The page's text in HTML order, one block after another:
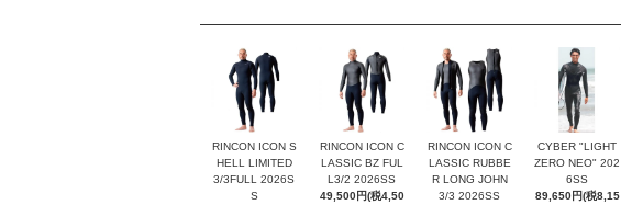
RINCON ICON S
HELL LIMITED
3/3FULL 2026S
S
RINCON ICON C
LASSIC BZ FUL
L3/2 2026SS
49,500円(税4,50
RINCON ICON C
LASSIC RUBBE
R LONG JOHN
3/3 2026SS
CYBER "LIGHT
ZERO NEO" 202
6SS
89,650円(税8,15